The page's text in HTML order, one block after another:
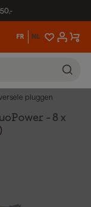
FR NL
pluggen
- 8 x